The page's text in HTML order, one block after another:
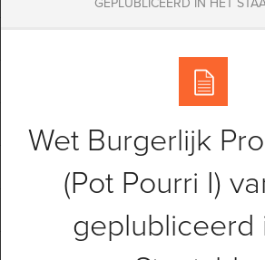
GEPLUBLICEERD IN HET
Wet Burgerlijk
(Pot Pourri I)
geplubliceerd